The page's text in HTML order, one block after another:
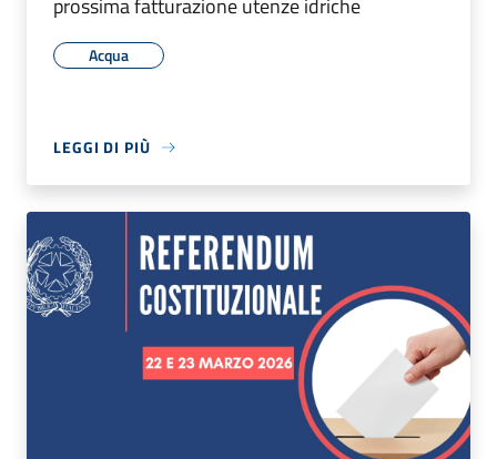
prossima fatturazione utenze idriche
Acqua
LEGGI DI PIÙ